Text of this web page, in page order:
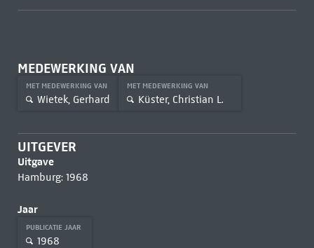
MEDEWERKING VAN
MET MEDEWERKING VAN
Wietek, Gerhard
MET MEDEWERKING VAN
Küster, Christian L.
UITGEVER
Uitgave
Hamburg: 1968
Jaar
PUBLICATIE JAAR
1968